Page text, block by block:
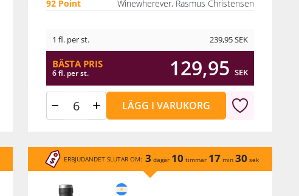
92 Point
Winewherever, Rasmus Christensen
1 fl. per st. 239,95SEK
BÄSTA PRIS
6 fl. per st. 129,95 SEK
LÄGG I VARUKORG
ERBJUDANDET SLUTAR OM: 3 dagar 10 timmar 17 min 30 sek